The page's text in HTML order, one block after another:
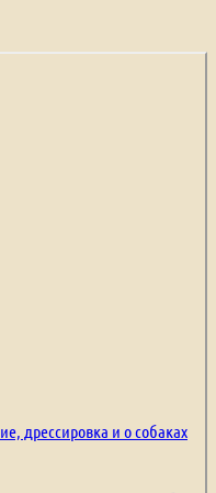
дрессировка и о собаках